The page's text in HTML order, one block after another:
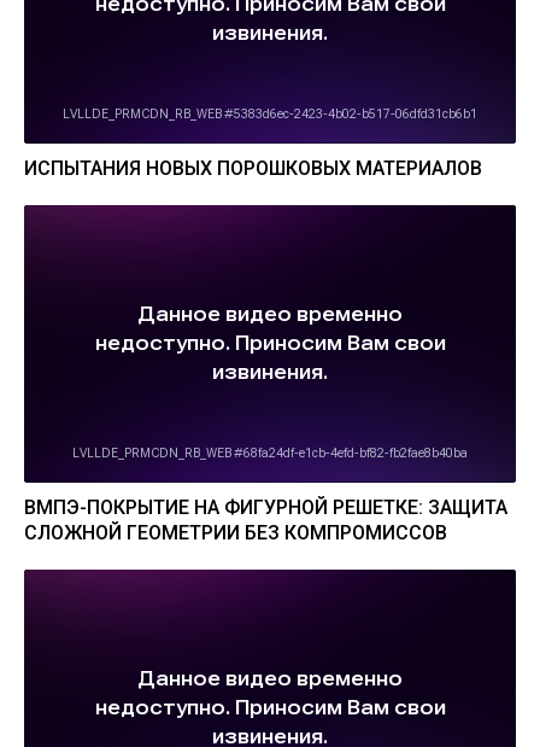
ИСПЫТАНИЯ НОВЫХ ПОРОШКОВЫХ МАТЕРИАЛОВ
ВМПЭ-ПОКРЫТИЕ НА ФИГУРНОЙ РЕШЕТКЕ: ЗАЩИТА
СЛОЖНОЙ ГЕОМЕТРИИ БЕЗ КОМПРОМИССОВ